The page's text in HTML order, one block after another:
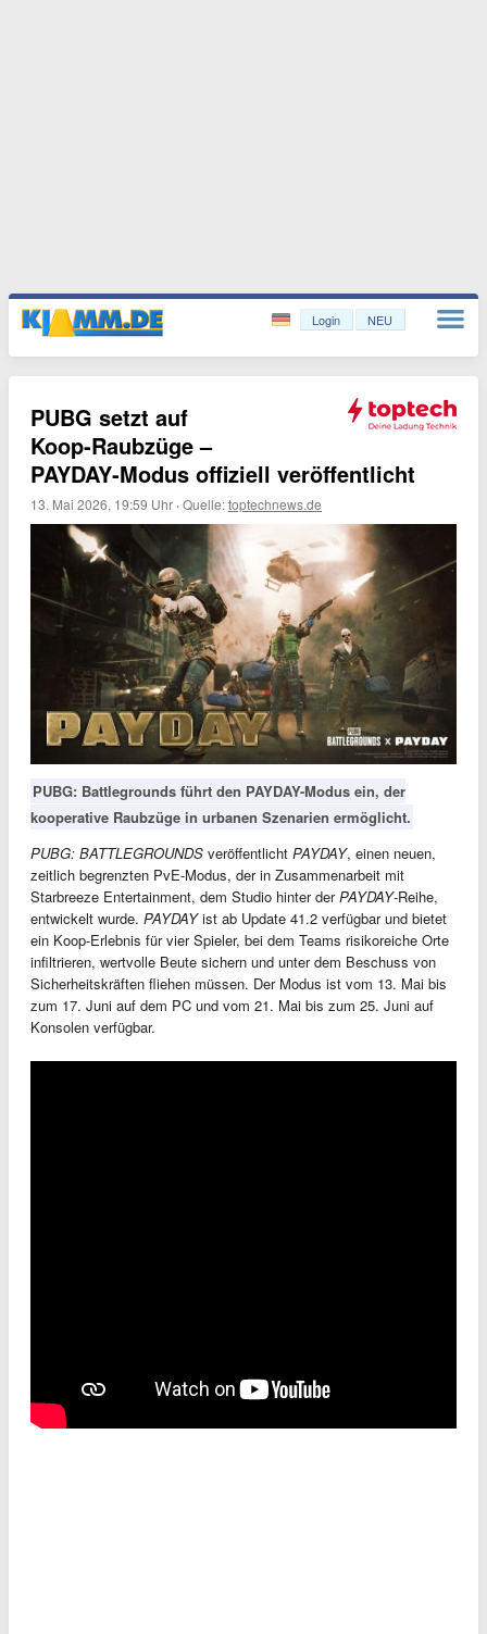
Login NEU
PUBG setzt auf
Koop‑Raubzüge –
PAYDAY‑Modus offiziell veröffentlicht
13. Mai 2026, 19:59 Uhr ·Quelle:toptechnews.de
PUBG: Battlegrounds führt den PAYDAY-Modus ein, der
kooperative Raubzüge in urbanen Szenarien ermöglicht.
PUBG: BATTLEGROUNDS veröffentlicht PAYDAY, einen neuen,
zeitlich begrenzten PvE-Modus, der in Zusammenarbeit mit
Starbreeze Entertainment, dem Studio hinter derPAYDAY-Reihe,
entwickelt wurde. PAYDAYist ab Update 41.2 verfügbar und bietet
ein Koop-Erlebnis für vier Spieler, bei dem Teams risikoreiche Orte
infiltrieren, wertvolle Beute sichern und unter dem Beschuss von
Sicherheitskräften fliehen müssen. Der Modus ist vom 13. Mai bis
zum 17. Juni auf dem PC und vom 21. Mai bis zum 25. Juni auf
Konsolen verfügbar.